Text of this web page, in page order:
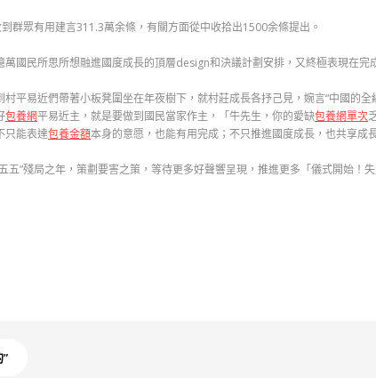
群眾有用建言311.3萬余條，有關方面從中收拾出1500余條提出。
國民所思所想融進國度成長的頂層design和決議計劃安排，又終極表現在完
平易近們帶著小板凳圍坐在年夜樹下，就村莊成長各抒己見，婉言“中國的
包養網平易近主，就是要做到國民當家作主，「牛先生，你的愛缺包養網單次
只能表達包養金額本身的意愿，也能有用完成；不只推進國度成長，也共享成
五”殘局之年，策劃要害之策，等待更多好聲響呈現，推進更多「儀式開始